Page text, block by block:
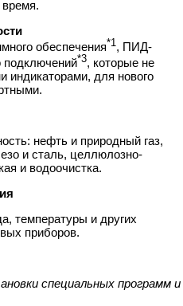
обеспечения*1, ПИД-
подключений*3, которые не
индикаторами, для нового
нефть и природный газ,
и сталь, целлюлозно-
и водоочистка.
температуры и других
приборов.
специальных программ и